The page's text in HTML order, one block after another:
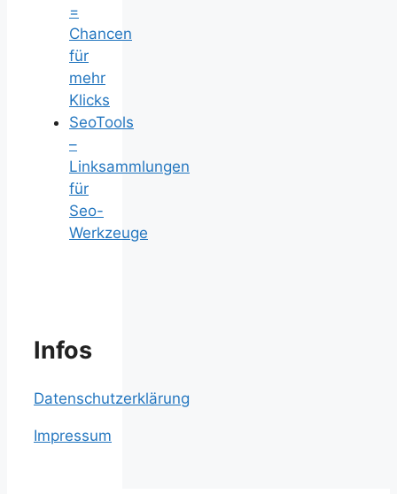
=
Chancen
für
mehr
Klicks
SeoTools
–
Linksammlungen
für
Seo-
Werkzeuge
Infos
Datenschutzerklärung
Impressum